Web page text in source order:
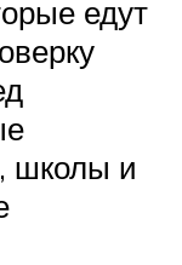
едут
школы и